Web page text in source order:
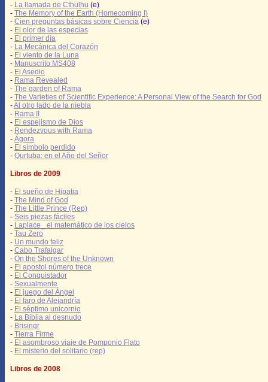
- La llamada de Cthulhu (e)
- The Memory of the Earth (Homecoming I)
- Cien preguntas básicas sobre Ciencia (e)
- El olor de las especias
- El primer día
- La Mecánica del Corazón
- El viento de la Luna
- Manuscrito MS408
- El Asedio
- Rama Revealed
- The garden of Rama
- The Varieties of Scientific Experience: A Personal View of the Search for God
-Al otro lado de la niebla
- Rama II
- El espejismo de Dios
- Rendezvous with Rama
- Ágora
- El símbolo perdido
- Qurtuba: en el Año del Señor
Libros de 2009
- El sueño de Hipatia
- The Mind of God
- The Little Prince (Rep)
- Seis piezas fáciles
- Laplace_ el matemático de los cielos
- Tau Zero
- Un mundo feliz
- Cabo Trafalgar
- On the Shores of the Unknown
- El apostol número trece
- El Conquistador
- Sexualmente
- El juego del Ángel
- El faro de Alejandría
- El séptimo unicornio
- La Biblia al desnudo
- Brisingr
- Tierra Firme
- El asombroso viaje de Pomponio Flato
- El misterio del solitario (rep)
Libros de 2008